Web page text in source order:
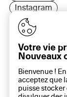
Instagram
LinkedIn
16 rue
Plan du site
Aide sur ce site
Votre vie
Nouveaux
Bienvenue !
acceptez que
puisse